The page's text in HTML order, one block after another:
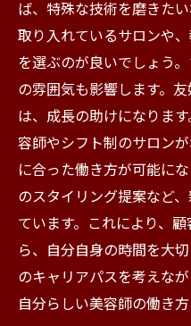
ば、特殊な技術を磨きた
取り入れているサロンや
を選ぶのが良いでしょう
の雰囲気も影響します。
は、成長の助けになりま
容師やシフト制のサロン
に合った働き方が可能に
のスタイリング提案など
ています。これにより、
ら、自分自身の時間を大
のキャリアパスを考えな
自分らしい美容師の働き